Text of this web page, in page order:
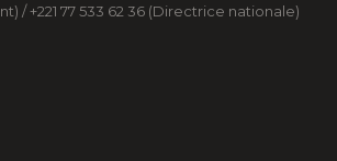
/ +221 77 533 62 36 (Directrice nationale)